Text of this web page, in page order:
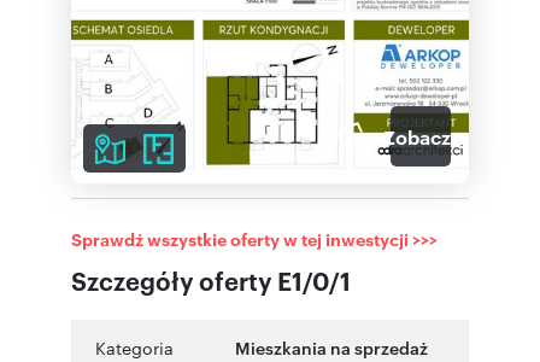
Zobacz galerię
Szczegóły oferty E1/0/1
Sprawdź wszystkie oferty w tej inwestycji >>>
Kategoria Mieszkania na sprzedaż